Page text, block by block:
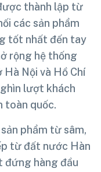
thành lập từ
các sản phẩm
tốt nhất đến tay
rộng hệ thống
Nội và Hồ Chí
lượt khách
toàn quốc.
phẩm từ sâm,
từ đất nước Hàn
đứng hàng đầu